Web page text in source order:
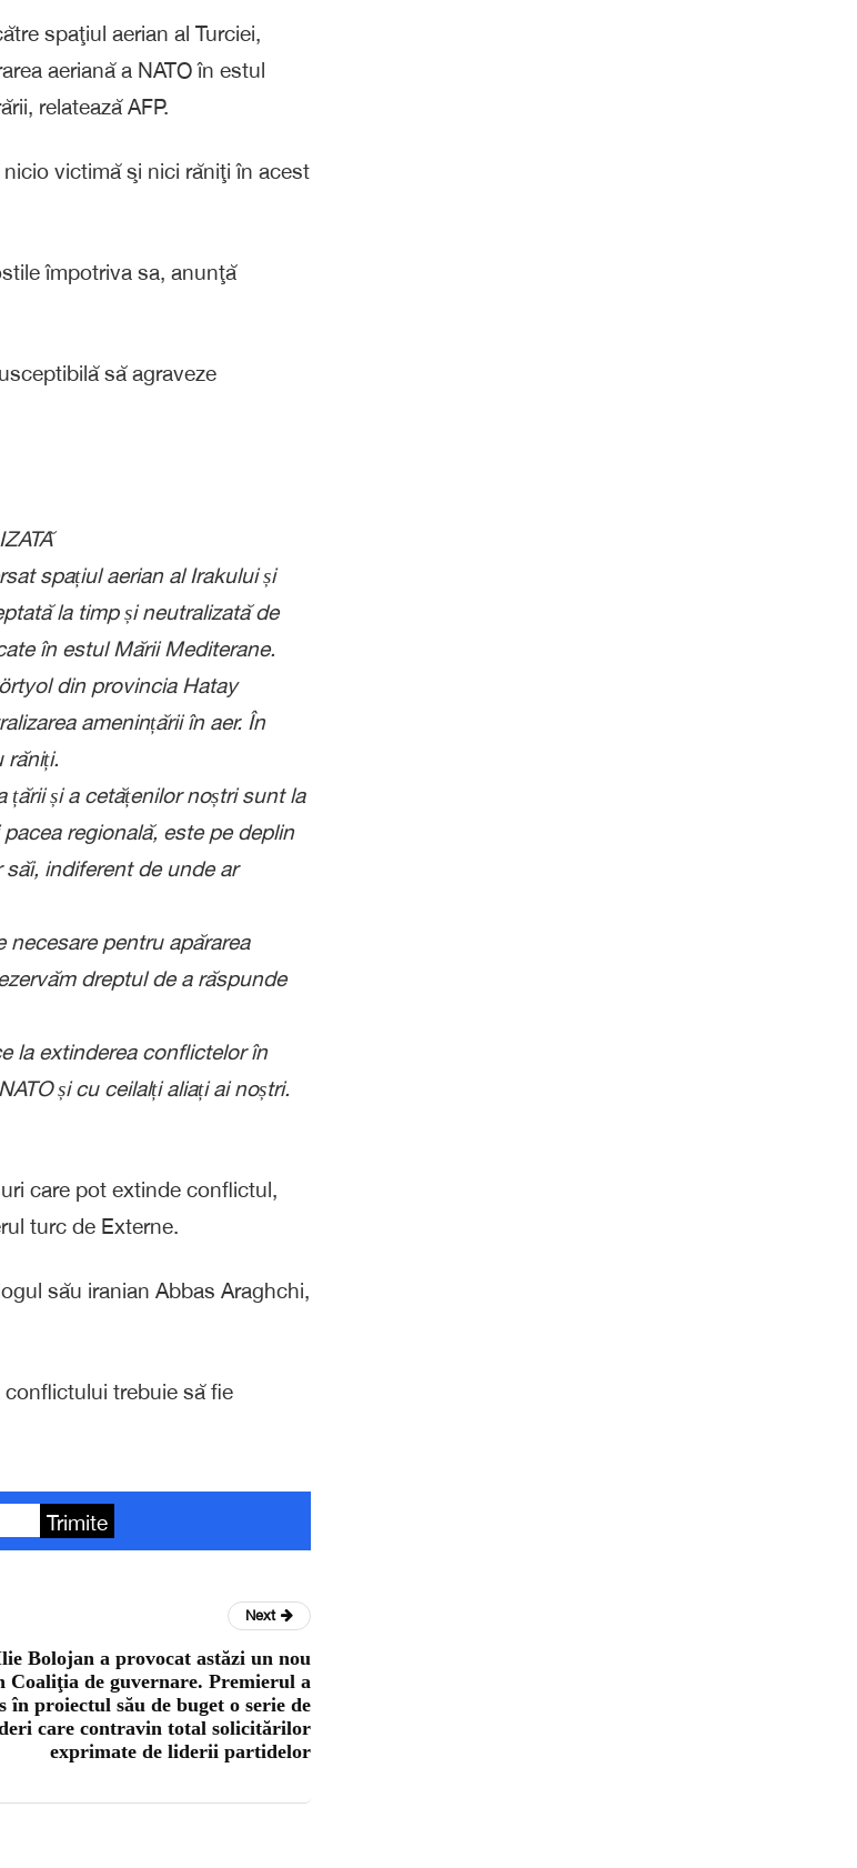
spaţiul aerian al Turciei,
aeriană a NATO în estul
relatează AFP.
victimă şi nici răniţi în acest
împotriva sa, anunţă
să agraveze
spațiul aerian al Irakului și
la timp și neutralizată de
în estul Mării Mediterane.
din provincia Hatay
amenințării în aer. În
răniți.
și a cetățenilor noștri sunt la
regională, este pe deplin
indiferent de unde ar
necesare pentru apărarea
dreptul de a răspunde
la extinderea conflictelor în
și cu ceilalți aliați ai noștri.
care pot extinde conflictul,
turc de Externe.
său iranian Abbas Araghchi,
conflictului trebuie să fie
Trimite
Next
Bolojan a provocat astăzi un nou
Coaliţia de guvernare. Premierul a
în proiectul său de buget o serie de
care contravin total solicitărilor
exprimate de liderii partidelor